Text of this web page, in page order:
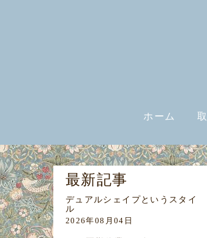
ホーム
最新記事
デュアルシェイプというスタイ
ル
2026年08月04日